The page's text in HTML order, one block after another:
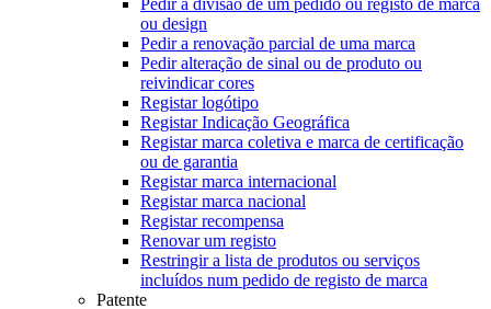
Pedir a divisão de um pedido ou registo de marca
ou design
Pedir a renovação parcial de uma marca
Pedir alteração de sinal ou de produto ou
reivindicar cores
Registar logótipo
Registar Indicação Geográfica
Registar marca coletiva e marca de certificação
ou de garantia
Registar marca internacional
Registar marca nacional
Registar recompensa
Renovar um registo
Restringir a lista de produtos ou serviços
incluídos num pedido de registo de marca
Patente